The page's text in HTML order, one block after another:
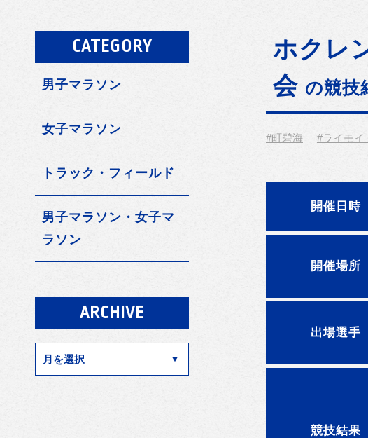
ホクレ
会 の競技
#町碧海 #ライモイ
開催日時
開催場所
出場選手
競技結果
CATEGORY
男子マラソン
女子マラソン
トラック・フィールド
男子マラソン・女子マ
ラソン
ARCHIVE